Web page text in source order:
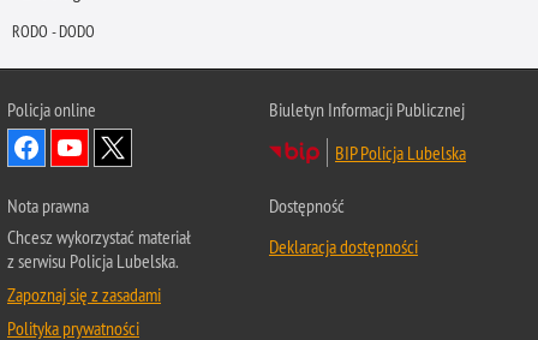
RODO - DODO
Policja online
Biuletyn Informacji Publicznej
BIP Policja Lubelska
Nota prawna
Chcesz wykorzystać materiał
z serwisu Policja Lubelska.
Zapoznaj się z zasadami
Polityka prywatności
Dostępność
Deklaracja dostępności